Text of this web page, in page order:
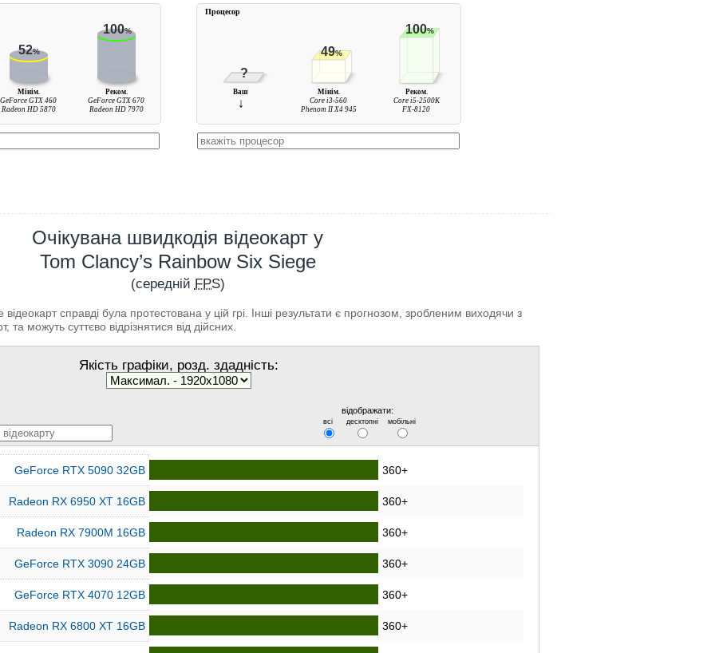
52%
100%
Мінім.
GeForce GTX 460
Radeon HD 5870
Реком.
GeForce GTX 670
Radeon HD 7970
?
49%
100%
Ваш
↓
Мінім.
Core i3-560
Phenom II X4 945
Реком.
Core i5-2500K
FX-8120
Процесор
Очікувана швидкодія відеокарт у
Tom Clancy’s Rainbow Six Siege
(середній FPS)
справді була протестована у цій грі. Інші результати є прогнозом, зробленим виходячи з
та можуть суттєво відрізнятися від дійсних.
Якість графіки, розд. здадність:
відображати:
всі десктопні мобільні
GeForce RTX 5090 32GB 360+
Radeon RX 6950 XT 16GB 360+
Radeon RX 7900M 16GB 360+
GeForce RTX 3090 24GB 360+
GeForce RTX 4070 12GB 360+
Radeon RX 6800 XT 16GB 360+